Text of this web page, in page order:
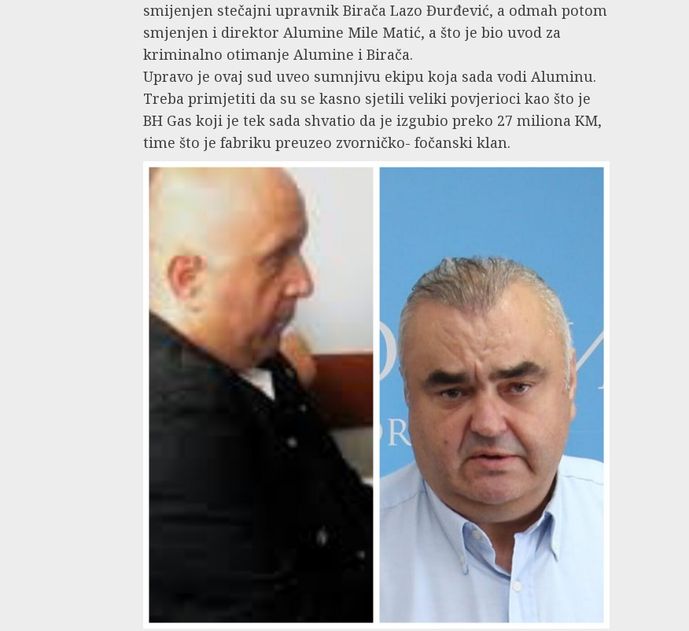
smijenjen stečajni upravnik Birača Lazo Đurđević, a odmah potom
smjenjen i direktor Alumine Mile Matić, a što je bio uvod za
kriminalno otimanje Alumine i Birača.
Upravo je ovaj sud uveo sumnjivu ekipu koja sada vodi Aluminu.
Treba primjetiti da su se kasno sjetili veliki povjerioci kao što je
BH Gas koji je tek sada shvatio da je izgubio preko 27 miliona KM,
time što je fabriku preuzeo zvorničko- fočanski klan.